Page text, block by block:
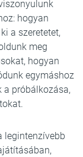
hogyan
a szeretetet,
meg
hogyan
egymáshoz
a próbálkozása,
legintenzívebb